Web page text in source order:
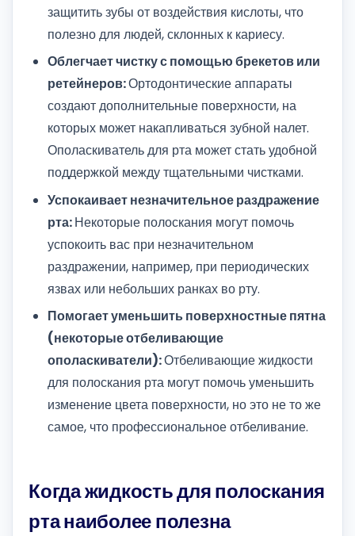
защитить зубы от воздействия кислоты, что
полезно для людей, склонных к кариесу.
Облегчает чистку с помощью брекетов или
ретейнеров:Ортодонтические аппараты
создают дополнительные поверхности, на
которых может накапливаться зубной налет.
Ополаскиватель для рта может стать удобной
поддержкой между тщательными чистками.
Успокаивает незначительное раздражение
рта:Некоторые полоскания могут помочь
успокоить вас при незначительном
раздражении, например, при периодических
язвах или небольших ранках во рту.
Помогает уменьшить поверхностные пятна
(некоторые отбеливающие
ополаскиватели):Отбеливающие жидкости
для полоскания рта могут помочь уменьшить
изменение цвета поверхности, но это не то же
самое, что профессиональное отбеливание.
Когда жидкость для полоскания
рта наиболее полезна